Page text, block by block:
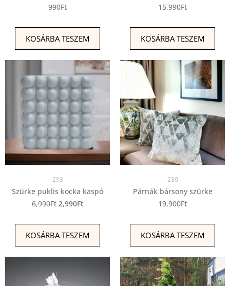
990Ft
KOSÁRBA TESZEM
15,990Ft
KOSÁRBA TESZEM
293
Szürke puklis kocka kaspó
6,990Ft 2,990Ft
KOSÁRBA TESZEM
230
Párnák bársony szürke
19,900Ft
KOSÁRBA TESZEM